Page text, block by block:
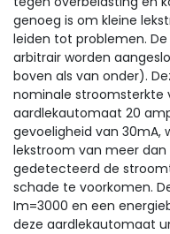
genoeg is om kleine
leiden tot problemen.
arbitrair worden
boven als van onder).
nominale stroomsterkte
aardlekautomaat 20
gevoeligheid van 30mA,
lekstroom van meer
gedetecteerd de
schade te voorkomen.
Im=3000 en een
deze aardlekautomaat